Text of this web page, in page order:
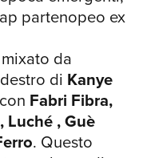
riflette sul
e
gli altri”,
la sua
più
adulto e
di
partenopeo ex
mixato da
di Kanye
Fabri Fibra,
Luché , Guè
. Questo